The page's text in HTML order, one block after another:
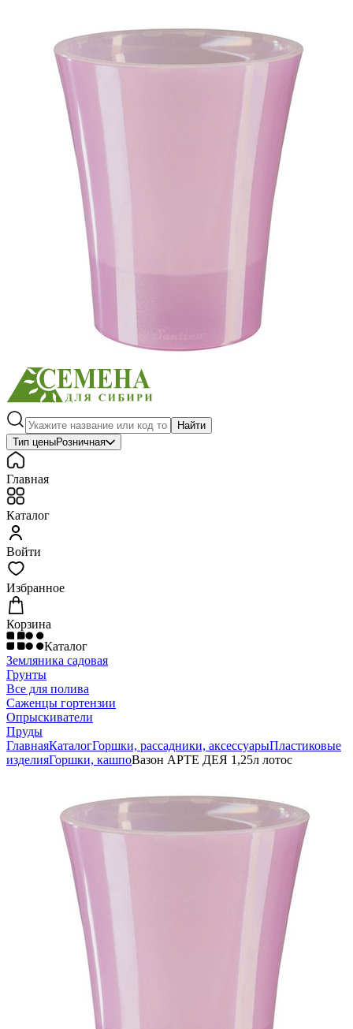
Обратный звонок Заказать обратный звонок
Каталог
Семена
Газонные травы, сидераты
Горшки, рассадники, аксессуары
Посадочный материал
Садовый инструмент, инвентарь
Консервирование
Средства защиты, удобрения, добавки, химия
Обустройство сада, декор
Найти
Тип ценыРозничная
Главная
Каталог
Войти
Избранное
Корзина
Каталог
Земляника садовая
Грунты
Все для полива
Саженцы гортензии
Опрыскиватели
Пруды
ГлавнаяКаталогГоршки, рассадники, аксессуарыПластиковые
изделияГоршки, кашпоВазон АРТЕ ДЕЯ 1,25л лотос